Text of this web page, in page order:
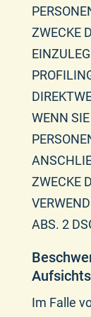
ZWECKE
WENN
ZWECKE
ABS. 2
Im Falle